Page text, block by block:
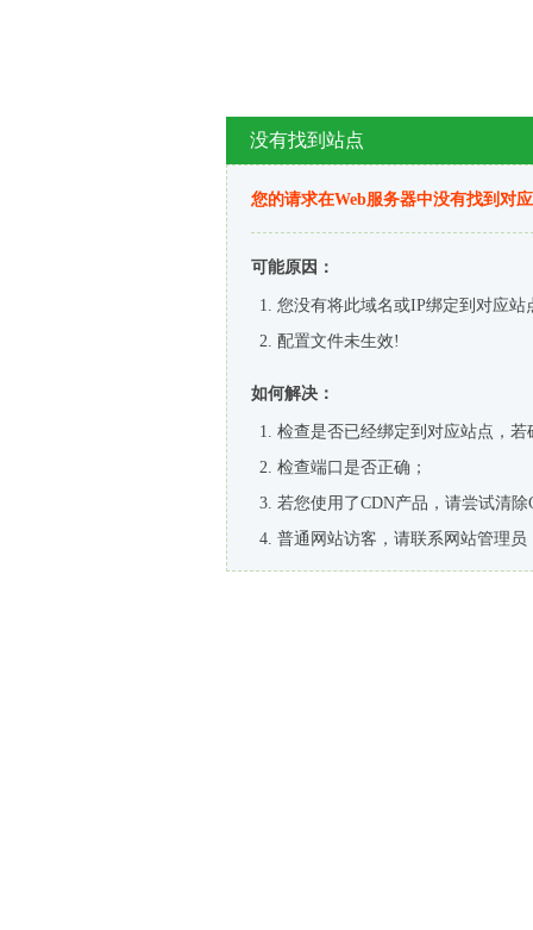
没有找到站点
您的请求在Web服务器中没有找到对
可能原因：
您没有将此域名或IP绑定到对应站
配置文件未生效!
如何解决：
检查是否已经绑定到对应站点，
检查端口是否正确；
若您使用了CDN产品，请尝试清除
普通网站访客，请联系网站管理员